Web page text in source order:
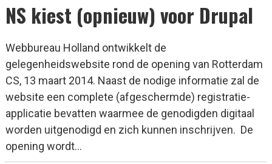
NS kiest (opnieuw) voor Drupal
Webbureau Holland ontwikkelt de
gelegenheidswebsite rond de opening van Rotterdam
CS, 13 maart 2014. Naast de nodige informatie zal de
website een complete (afgeschermde) registratie-
applicatie bevatten waarmee de genodigden digitaal
worden uitgenodigd en zich kunnen inschrijven. De
opening wordt...